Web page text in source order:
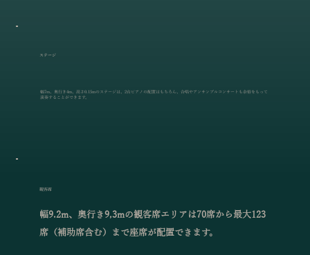
ステージ
幅7m、奥行き4m、高さ0.15mのステージは、2台ピアノの配置はもちろん、合唱やアンサンブルコンサートも余裕をもって
演奏することができます。
観客席
幅9.2m、奥行き9,3mの観客席エリアは70席から最大123
席（補助席含む）まで座席が配置できます。